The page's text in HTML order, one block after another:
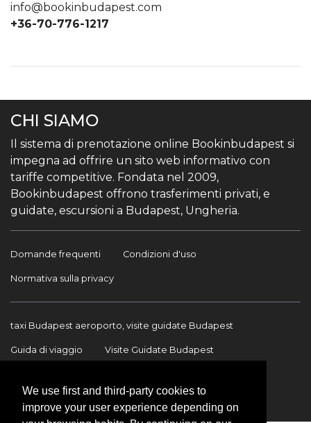
We use first and third-party cookies to
improve your user experience depending on
info@bookinbudapest.com
+36-70-776-1217
CHI SIAMO
Il sistema di prenotazione online Bookinbudapest si
impegna ad offrire un sito web informativo con
tariffe competitive. Fondata nel 2009,
Bookinbudapest offrono trasferimenti privati, e
guidate, escursioni a Budapest, Ungheria.
Domande frequenti Condizioni d'uso
Normativa sulla privacy
taxi Budapest aeroporto, visite guidate Budapest
Guida di viaggio Visite Guidate Budapest